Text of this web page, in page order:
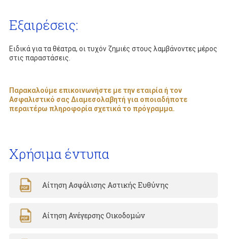
Εξαιρέσεις:
Ειδικά για τα θέατρα, οι τυχόν ζημιές στους λαμβάνοντες μέρος
στις παραστάσεις.
Παρακαλούμε επικοινωνήστε με την εταιρία ή τον
Ασφαλιστικό σας Διαμεσολαβητή για οποιαδήποτε
περαιτέρω πληροφορία σχετικά το πρόγραμμα.
Χρήσιμα έντυπα
Αίτηση Ασφάλισης Αστικής Ευθύνης
Αίτηση Ανέγερσης Οικοδομών